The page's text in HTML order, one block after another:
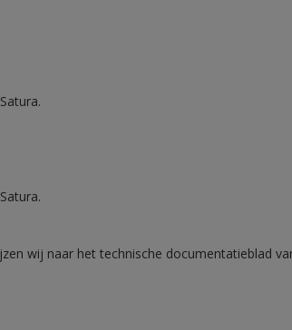
wij naar het technische documentatieblad